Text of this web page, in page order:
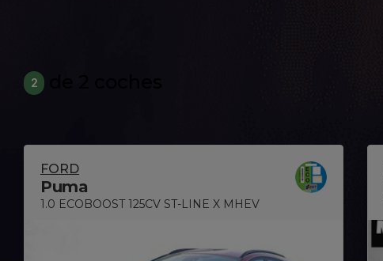
2
FORD
Puma
1.0 ECOBOOST 125CV ST-LINE X MHEV